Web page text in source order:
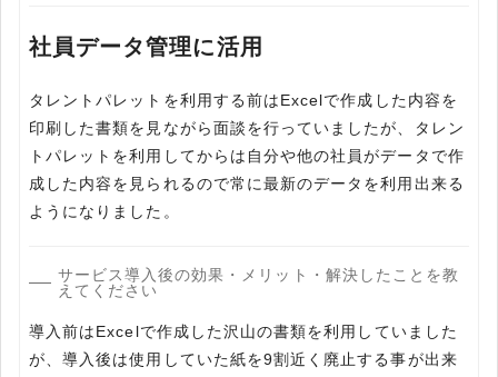
社員データ管理に活用
タレントパレットを利用する前はExcelで作成した内容を
印刷した書類を見ながら面談を行っていましたが、タレン
トパレットを利用してからは自分や他の社員がデータで作
成した内容を見られるので常に最新のデータを利用出来る
サービス導入後の効果・メリット・解決したことを教
えてください
導入前はExcelで作成した沢山の書類を利用していました
が、導入後は使用していた紙を9割近く廃止する事が出来